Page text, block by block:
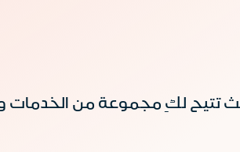
تتيح لكِ مجموعة من الخدمات